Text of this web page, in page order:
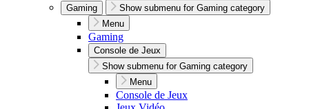
Gaming
Show submenu for Gaming category
Menu
Gaming
Console de Jeux
Show submenu for Gaming category
Menu
Console de Jeux